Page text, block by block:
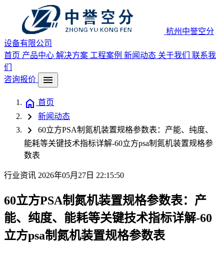
杭州中誉空分
设备有限公司
首页 产品中心 解决方案 工程案例 新闻动态 关于我们 联系我
们
咨询报价
menu
home 首页
chevron_right 新闻动态
chevron_right
60立方PSA制氮机装置规格参数表：产能、纯度、
能耗等关键技术指标详解-60立方psa制氮机装置规格参
数表
行业资讯 2026年05月27日 22:15:50
60立方PSA制氮机装置规格参数表：产
能、纯度、能耗等关键技术指标详解-60
立方psa制氮机装置规格参数表